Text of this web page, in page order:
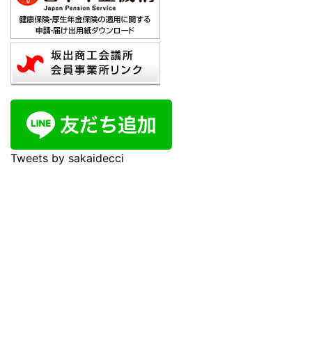
Tweets by sakaidecci